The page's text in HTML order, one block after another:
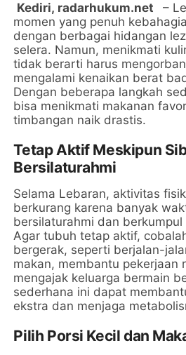
Kediri, radarhukum.net
–
momen yang penuh
dengan berbagai hidangan
selera. Namun, menikmati
tidak berarti harus
mengalami kenaikan berat
Dengan beberapa langkah
bisa menikmati makanan
timbangan naik drastis.
Tetap Aktif Meskipun
Bersilaturahmi
Selama Lebaran, aktivitas
berkurang karena banyak
bersilaturahmi dan
Agar tubuh tetap aktif,
bergerak, seperti berjalan-
makan, membantu pekerjaan
mengajak keluarga bermain
sederhana ini dapat
ekstra dan menjaga
Pilih Porsi Kecil dan